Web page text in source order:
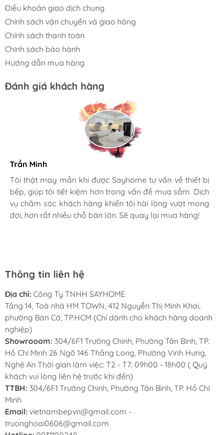
THÔNG SỐ KỸ THUẬT CỦA
HIỆN ĐẠI SH28V23
Tâm lỗ vít: 96mm
Chiều rộng: 59mm
Chiều cao: 20mm
MUA TAY NẮM TỦ Ở ĐÂU?
Mua tay nắm tủ ở đâu luôn là câu hỏi được nhiều
khách hàng quan tâm khi muốn lựa chọn những
mẫu tay nắm vừa đẹp, bền, lại phù hợp với phong
SAYHOME- địa chỉ uy tín phân phối tay nắm tủ
Điều khoản giao dịch chung
Chính sách vận chuyển và giao hàng
Chính sách thanh toán
Chính sách bảo hành
Hướng dẫn mua hàng
Đánh giá khách hàng
Gia đình bác sĩ X.A
Mình rất mê cách nhân viên tư vấn, chăm sóc khách tận
tình, chu đáo tại Sayhome. Mình đã mua 2 máy rửa bát
cho mình và bố mẹ chồng,chất lượng ổn định. Ở đây có
Trần Minh
Tôi thật may mắn khi được Sayhome tư vấn về thiết bị
bếp, giúp tôi tiết kiệm hơn trong vấn đề mua sắm. Dịch
vụ chăm sóc khách hàng khiến tôi hài lòng vượt mong
đợi, hơn rất nhiều chỗ bán lớn. Sẽ quay lại mua hàng!
Thông tin liên hệ
Địa chỉ: Công Ty TNHH SAYHOME
Tầng 14, Toà nhà HM TOWN, 412 Nguyễn Thị Minh Khai,
phường Bàn Cờ, TP.HCM (Chỉ dành cho khách hàng doanh
nghiệp)
Showrooom: 304/6F1 Trường Chinh, Phường Tân Bình, TP.
Hồ Chí Minh 26 Ngõ 146 Thăng Long, Phường Vinh Hưng,
Nghệ An Thời gian làm việc: T2 - T7: 09h00 - 18h00 ( Quý
khách vui lòng liên hệ trước khi đến)
TTBH: 304/6F1 Trường Chinh, Phường Tân Bình, TP. Hồ Chí
Minh
Email: vietnambepvn@gmail.com -
truonghoai0606@gmail.com